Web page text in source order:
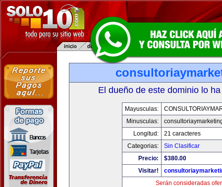
El dueño de este dominio lo
Mayusculas:
Minusculas:
Longitud:
21 caracteres
Categorias:
Sin Clasificar
Precio:
$380.00
Visitar!
Serán consideradas